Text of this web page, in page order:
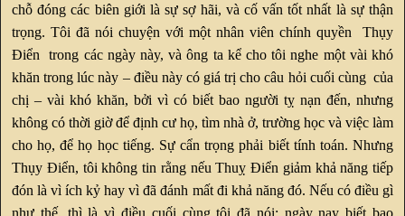
chỗ đóng các biên giới là sự sợ hãi, và cố vấn tốt nhất là sự thận
trọng. Tôi đã nói chuyện với một nhân viên chính quyền Thụy
Điển trong các ngày này, và ông ta kể cho tôi nghe một vài khó
khăn trong lúc này – điều này có giá trị cho câu hỏi cuối cùng của
chị – vài khó khăn, bởi vì có biết bao người tỵ nạn đến, nhưng
không có thời giờ để định cư họ, tìm nhà ở, trường học và việc làm
cho họ, để họ học tiếng. Sự cẩn trọng phải biết tính toán. Nhưng
Thụy Điển, tôi không tin rằng nếu Thuỵ Điển giảm khả năng tiếp
đón là vì ích kỷ hay vì đã đánh mất đi khả năng đó. Nếu có điều gì
như thế, thì là vì điều cuối cùng tôi đã nói: ngày nay biết bao